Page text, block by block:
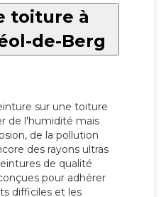
toiture à
de-Berg
sur une toiture
de l'humidité mais
de la pollution
des rayons ultras
de qualité
pour adhérer
difficiles et les